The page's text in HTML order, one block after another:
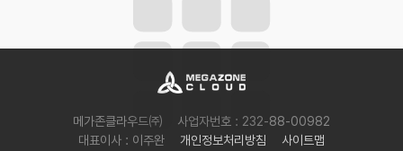
메가존클라우드㈜
사업자번호 : 232-88-00982
대표이사 : 이주완
개인정보처리방침
사이트맵